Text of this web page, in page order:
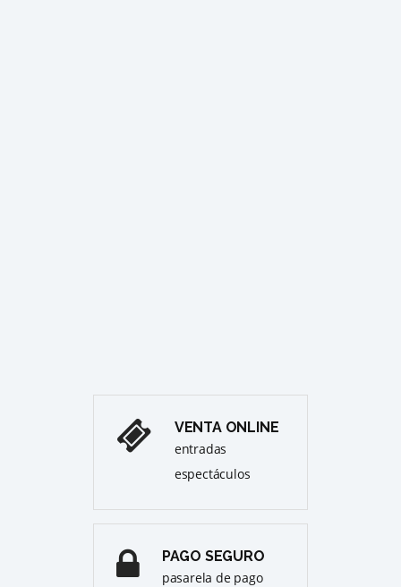
VENTA ONLINE
entradas
espectáculos
PAGO SEGURO
pasarela de pago